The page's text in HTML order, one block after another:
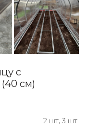
с
см)
2 шт, 3 шт